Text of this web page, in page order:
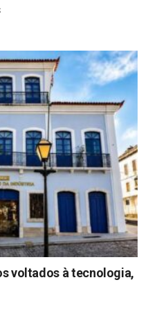
voltados à tecnologia,